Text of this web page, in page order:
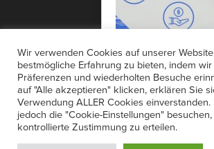
Kaufkriterien für
Festplatte
Die regelmäßige
Bilddaten ist für
Fotografen ein Muss.
Nach oben
Anzeigensuche
Shop
Widerrufsbelehrung
AGB
Newsletter-
Verträge hier kündigen
Mein
Passwort vergessen
Wir verwenden Cookies auf unserer
bestmögliche Erfahrung zu bieten, indem
Präferenzen und wiederholten Besuche
auf "Alle akzeptieren" klicken, erklären Sie
Verwendung ALLER Cookies
jedoch die "Cookie-Einstellungen"
kontrollierte Zustimmung zu erteilen.